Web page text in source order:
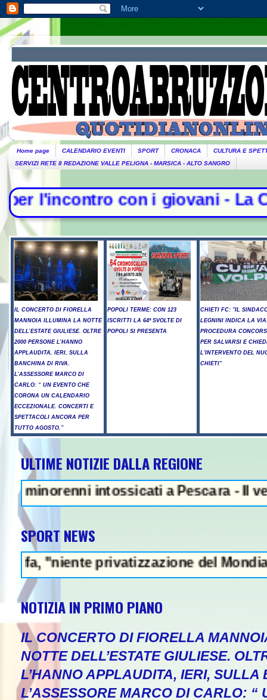
Home page CALENDARIO EVENTI SPORT CRONACA
CULTURA E
SERVIZI RETE 8 REDAZIONE VALLE PELIGNA - MARSICA - ALTO SANGRO
con i giovani - La
IL CONCERTO DI FIORELLA
MANNOIA ILLUMINA LA NOTTE
DELL’ESTATE GIULIESE. OLTRE
2000 PERSONE L’HANNO
APPLAUDITA, IERI, SULLA
BANCHINA DI RIVA.
L’ASSESSORE MARCO DI
CARLO: “ UN EVENTO CHE
CORONA UN CALENDARIO
ECCEZIONALE. CONCERTI E
SPETTACOLI ANCORA PER
TUTTO AGOSTO.”
POPOLI TERME: CON 123
ISCRITTI LA 64ª SVOLTE DI
POPOLI SI PRESENTA
CHIETI FC: "IL
LEGNINI INDICA LA
PROCEDURA
PER SALVARSI E
L'INTERVENTO DEL
CHIETI"
ULTIME NOTIZIE DALLA REGIONE
intossicati a Pescara - Il vento
SPORT NEWS
privatizzazione del Mondiale"-
NOTIZIA IN PRIMO PIANO
IL CONCERTO DI FIORELLA
NOTTE DELL’ESTATE GIULIESE.
L’HANNO APPLAUDITA, IERI, SULLA
L’ASSESSORE MARCO DI CARLO: “
NEWS IN